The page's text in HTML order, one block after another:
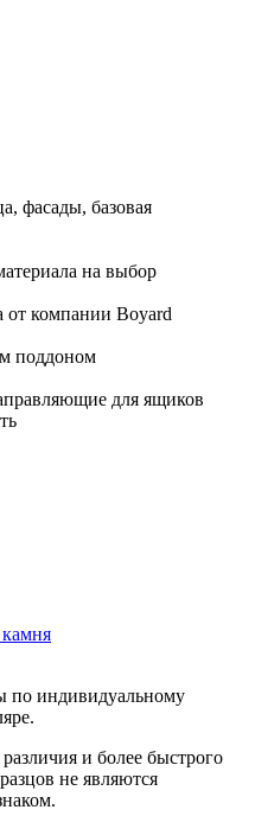
фасады, базовая
на выбор
от компании Boyard
поддоном
для ящиков
по индивидуальному
и более быстрого
не являются